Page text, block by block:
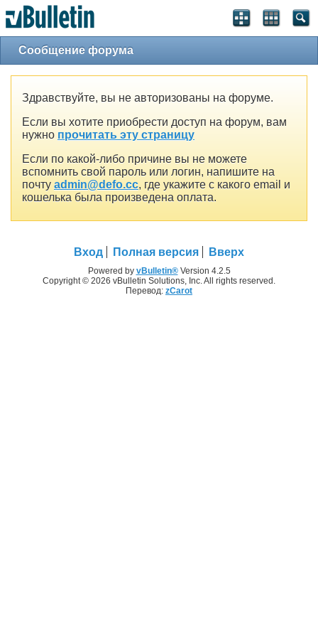
Сообщение форума
Здравствуйте, вы не авторизованы на форуме.
Если вы хотите приобрести доступ на форум, вам
нужно прочитать эту страницу
Если по какой-либо причине вы не можете
вспомнить свой пароль или логин, напишите на
почту admin@defo.cc, где укажите с какого email и
кошелька была произведена оплата.
Вход Полная версия Вверх
Powered by vBulletin®Version 4.2.5
Copyright © 2026 vBulletin Solutions, Inc. All rights reserved.
Перевод: zCarot